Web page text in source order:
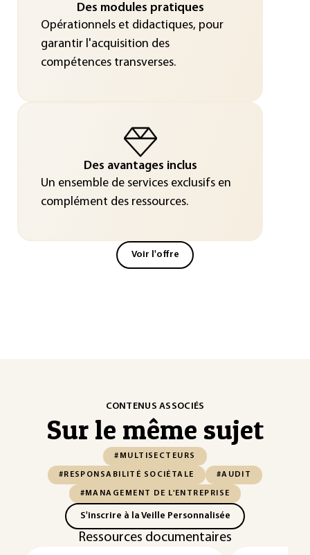
Des modules pratiques
Opérationnels et didactiques, pour
garantir l'acquisition des
compétences transverses.
Des avantages inclus
Un ensemble de services exclusifs en
complément des ressources.
Voir l'offre
CONTENUS ASSOCIÉS
Sur le même sujet
#MULTISECTEURS
#RESPONSABILITÉ SOCIÉTALE #AUDIT
#MANAGEMENT DE L'ENTREPRISE
S'inscrire à la Veille Personnalisée
Ressources documentaires